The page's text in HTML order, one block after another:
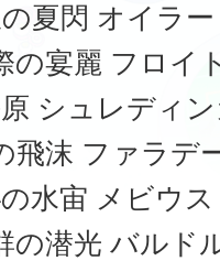
夏閃 オイラー
の宴麗 フロイ
シュレディ
飛沫 ファラデ
水宙 メビウス
の潜光 バルド